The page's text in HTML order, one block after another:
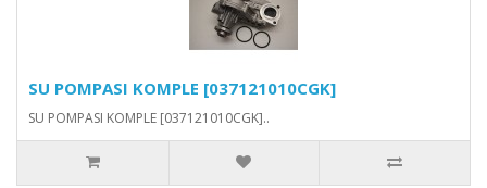
SU POMPASI KOMPLE [037121010CGK]
SU POMPASI KOMPLE [037121010CGK]..